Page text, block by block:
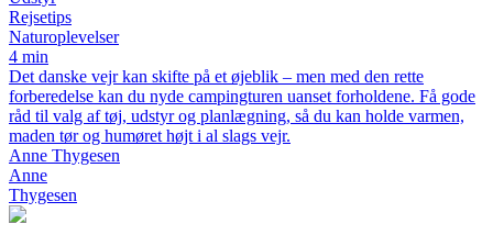
Rejsetips
Naturoplevelser
4 min
Det danske vejr kan skifte på et øjeblik – men med den rette
forberedelse kan du nyde campingturen uanset forholdene. Få gode
råd til valg af tøj, udstyr og planlægning, så du kan holde varmen,
maden tør og humøret højt i al slags vejr.
Anne Thygesen
Anne
Thygesen